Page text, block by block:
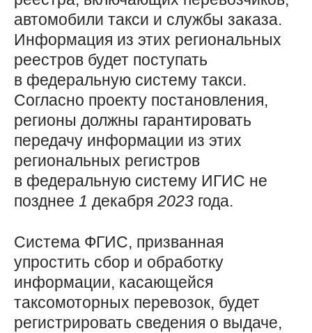
автомобили такси и службы заказа.
Информация из этих региональных
реестров будет поступать
в федеральную систему такси.
Согласно проекту постановления,
регионы должны гарантировать
передачу информации из этих
региональных регистров
в федеральную систему ИГИС не
позднее 1 декабря 2023 года.
Система ФГИС, призванная
упростить сбор и обработку
информации, касающейся
таксомоторных перевозок, будет
регистрировать сведения о выдаче,